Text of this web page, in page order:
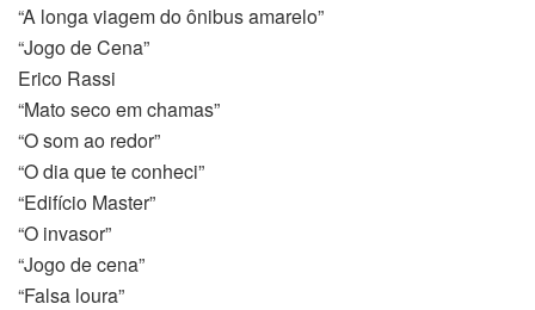
“A longa viagem do ônibus amarelo”
“Jogo de Cena”
Erico Rassi
“Mato seco em chamas”
“O som ao redor”
“O dia que te conheci”
“Edifício Master”
“O invasor”
“Jogo de cena”
“Falsa loura”